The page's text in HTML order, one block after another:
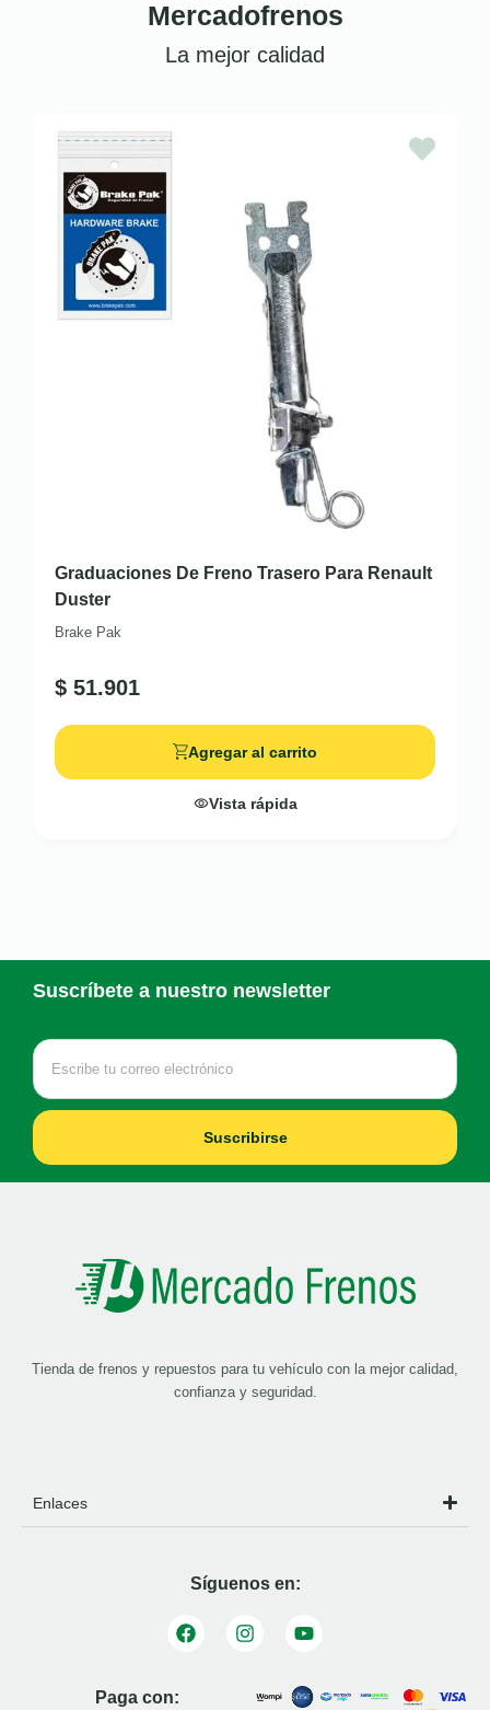
Mercadofrenos
La mejor calidad
Graduaciones De Freno Trasero Para Renault
Duster
Brake Pak
$ 51.901
Agregar al carrito
Vista rápida
Suscríbete a nuestro newsletter
Suscribirse
Tienda de frenos y repuestos para tu vehículo con la mejor calidad,
confianza y seguridad.
Enlaces
Síguenos en:
Paga con: